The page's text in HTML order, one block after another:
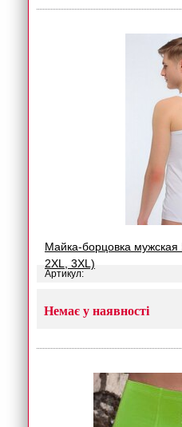
Майка-борцовка мужская
2XL, 3XL)
Артикул:
Немає у наявності